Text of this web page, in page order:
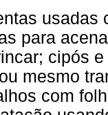
para
cipós
mesmo
com